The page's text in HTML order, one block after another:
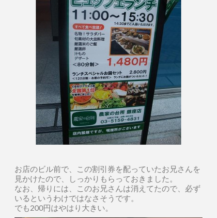
お店のビル前で、この割引券を配っていたお兄さんを
見かけたので、しっかりもらっておきました。
なお、帰りには、このお兄さんは消えてたので、必ず
いるというわけではなさそうです。
でも200円はやはり大きい。